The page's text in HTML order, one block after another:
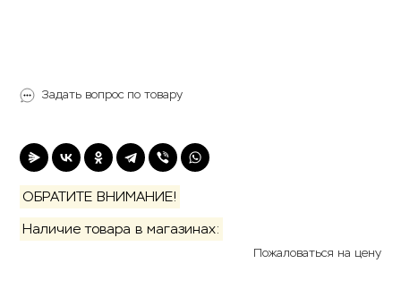
Задать вопрос по товару
ОБРАТИТЕ ВНИМАНИЕ!
Наличие товара в магазинах:
Пожаловаться на цену